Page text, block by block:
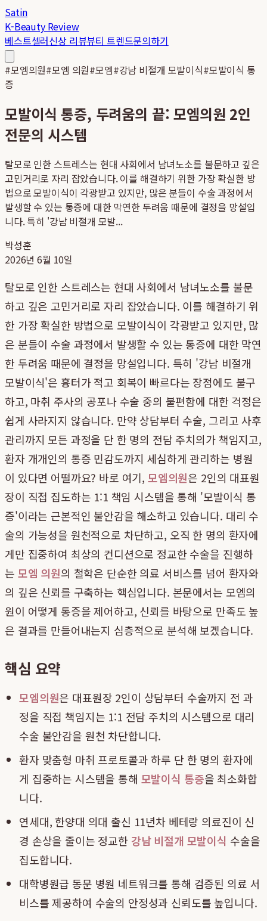
Satin
K-Beauty Review
베스트셀러신상 리뷰뷰티 트렌드문의하기
#모엠의원#모엠 의원#모엠#강남 비절개 모발이식#모발이식 통
증
모발이식 통증, 두려움의 끝: 모엠의원 2인
전문의 시스템
탈모로 인한 스트레스는 현대 사회에서 남녀노소를 불문하고 깊은
고민거리로 자리 잡았습니다. 이를 해결하기 위한 가장 확실한 방
법으로 모발이식이 각광받고 있지만, 많은 분들이 수술 과정에서
발생할 수 있는 통증에 대한 막연한 두려움 때문에 결정을 망설입
니다. 특히 '강남 비절개 모발...
박성훈
2026년 6월 10일
탈모로 인한 스트레스는 현대 사회에서 남녀노소를 불문
하고 깊은 고민거리로 자리 잡았습니다. 이를 해결하기 위
한 가장 확실한 방법으로 모발이식이 각광받고 있지만, 많
은 분들이 수술 과정에서 발생할 수 있는 통증에 대한 막연
한 두려움 때문에 결정을 망설입니다. 특히 '강남 비절개
모발이식'은 흉터가 적고 회복이 빠르다는 장점에도 불구
하고, 마취 주사의 공포나 수술 중의 불편함에 대한 걱정은
쉽게 사라지지 않습니다. 만약 상담부터 수술, 그리고 사후
관리까지 모든 과정을 단 한 명의 전담 주치의가 책임지고,
환자 개개인의 통증 민감도까지 세심하게 관리하는 병원
이 있다면 어떨까요? 바로 여기, 모엠의원은 2인의 대표원
장이 직접 집도하는 1:1 책임 시스템을 통해 '모발이식 통
증'이라는 근본적인 불안감을 해소하고 있습니다. 대리 수
술의 가능성을 원천적으로 차단하고, 오직 한 명의 환자에
게만 집중하여 최상의 컨디션으로 정교한 수술을 진행하
는 모엠 의원의 철학은 단순한 의료 서비스를 넘어 환자와
의 깊은 신뢰를 구축하는 핵심입니다. 본문에서는 모엠의
원이 어떻게 통증을 제어하고, 신뢰를 바탕으로 만족도 높
은 결과를 만들어내는지 심층적으로 분석해 보겠습니다.
핵심 요약
모엠의원은 대표원장 2인이 상담부터 수술까지 전 과
정을 직접 책임지는 1:1 전담 주치의 시스템으로 대리
수술 불안감을 원천 차단합니다.
환자 맞춤형 마취 프로토콜과 하루 단 한 명의 환자에
게 집중하는 시스템을 통해 모발이식 통증을 최소화합
니다.
연세대, 한양대 의대 출신 11년차 베테랑 의료진이 신
경 손상을 줄이는 정교한 강남 비절개 모발이식 수술을
집도합니다.
대학병원급 동문 병원 네트워크를 통해 검증된 의료 서
비스를 제공하여 수술의 안정성과 신뢰도를 높입니다.